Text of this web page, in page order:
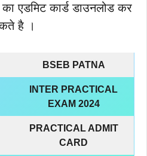
एडमिट कार्ड डाउनलोड कर
है ।
BSEB PATNA
INTER PRACTICAL
EXAM 2024
PRACTICAL ADMIT
CARD